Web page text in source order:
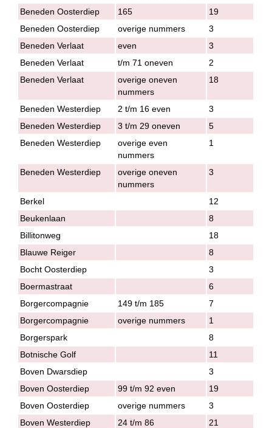
Beneden Oosterdiep
165
19
Beneden Oosterdiep
overige nummers
3
Beneden Verlaat
even
3
Beneden Verlaat
t/m 71 oneven
2
Beneden Verlaat
overige oneven
nummers
18
Beneden Westerdiep 2 t/m 16 even
3
Beneden Westerdiep
3 t/m 29 oneven
5
Beneden Westerdiep
overige even
nummers
1
Beneden Westerdiep
overige oneven
nummers
3
Berkel
12
Beukenlaan
8
Billitonweg
18
Blauwe Reiger
8
Bocht Oosterdiep
3
Boermastraat
6
Borgercompagnie
149 t/m 185
7
Borgercompagnie
overige nummers
1
Borgerspark
8
Botnische Golf
11
Boven Dwarsdiep
3
Boven Oosterdiep
99 t/m 92 even
19
Boven Oosterdiep
overige nummers
3
Boven Westerdiep
24 t/m 86
21